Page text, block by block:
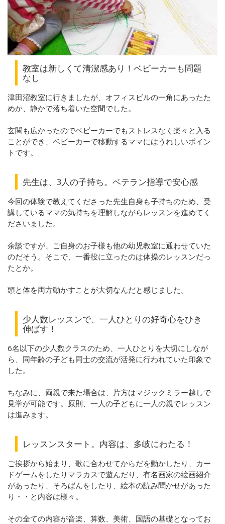
教室は新しくて清潔感あり！ベビーカーも問題
なし
津田沼教室に行きましたが、オフィスビルの一角にあったた
めか、静かで落ち着いた空間でした。
玄関も広かったのでベビーカーでもストレスなく楽々と入る
ことができ、ベビーカーで移動するママにはうれしいポイン
トです。
先生は、3人の子持ち。ベテラン指導で安心感
今回の体験で教えてくださった先生自身も子持ちのため、受
講しているママの気持ちを理解しながらレッスンを進めてく
ださいました。
余談ですが、ご自身のお子様も他の幼児教室に通わせていた
のだそう。そこで、一番役に立ったのは体操のレッスンだっ
たとか。
頭と体を両方動かすことが大切なんだと感じました。
少人数レッスンで、一人ひとりの好奇心をひき
伸ばす！
6名以下の少人数クラスのため、一人ひとりを大切にしなが
ら、同年齢の子ども同士の交流が活発に行われていた印象で
した。
ちなみに、両親で来た場合は、片方はマジックミラー越しで
見学が可能です。原則、一人の子どもに一人の親でレッスン
は進みます。
レッスンスタート。内容は、多岐にわたる！
ご挨拶から始まり、歌に合わせてからだを動かしたり、カー
ドゲームをしたりマラカスで遊んだり、有名画家の絵画紹介
があったり、そろばんをしたり、絵本の読み聞かせがあった
り・・と内容は様々。
その全ての内容が音楽、算数、美術、国語の基礎となってお